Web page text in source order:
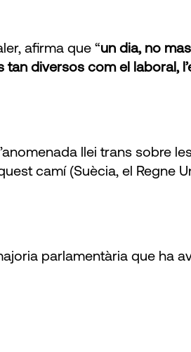
afirma que “un dia, no
diversos com el laboral,
llei trans sobre
camí (Suècia, el Regne
parlamentària que ha